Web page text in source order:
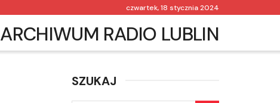
czwartek, 18 stycznia 2024
ARCHIWUM RADIO LUBLIN
SZUKAJ